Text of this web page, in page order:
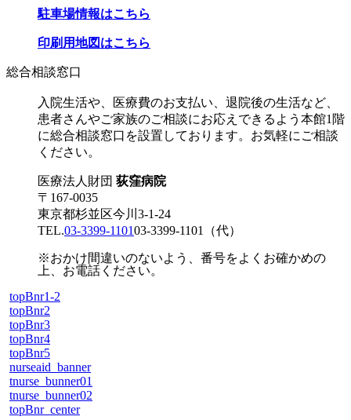
駐車場情報はこちら
印刷用地図はこちら
総合相談窓口
入院生活や、医療費のお支払い、退院後の生活など、
患者さんやご家族のご相談にお応えできるよう本館1階
に総合相談窓口を設置しております。お気軽にご相談
ください。
医療法人財団 荻窪病院
〒167-0035
東京都杉並区今川3-1-24
TEL.03-3399-110103-3399-1101 （代）
※おかけ間違いのないよう、番号をよくお確かめの
上、お電話ください。
topBnr1-2
topBnr2
topBnr3
topBnr4
topBnr5
nurseaid_banner
tnurse_bunner01
tnurse_bunner02
topBnr_center